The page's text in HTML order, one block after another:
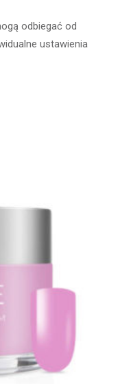
odbiegać od
ustawienia